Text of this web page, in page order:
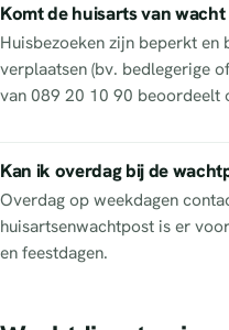
Komt de huisarts van wacht
Huisbezoeken zijn beperkt
verplaatsen (bv. bedlegerige
van 089 20 10 90 beoordeelt
Kan ik overdag bij de
Overdag op weekdagen
huisartsenwachtpost is er
en feestdagen.